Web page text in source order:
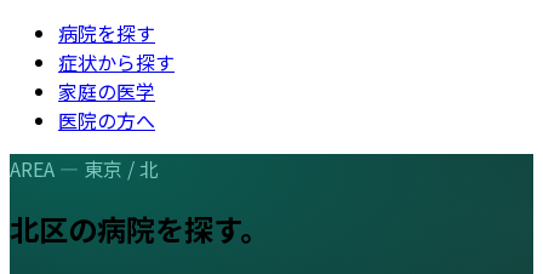
病院を探す
症状から探す
家庭の医学
医院の方へ
AREA — 東京 /北
北区の病院を探す。